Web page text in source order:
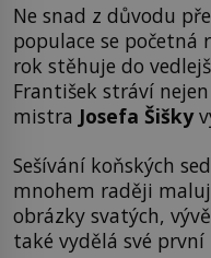
Ne snad z důvodu
populace se početná
rok stěhuje do
František stráví
mistra Josefa Šišky
Sešívání koňských
mnohem raději
obrázky svatých,
také vydělá své první